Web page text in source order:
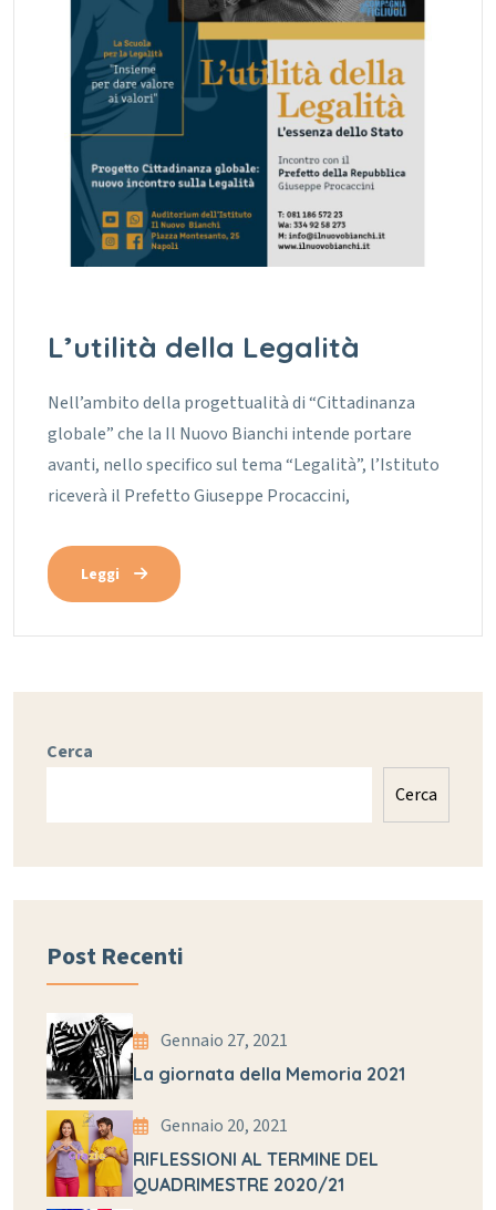
L’utilità della Legalità
Nell’ambito della progettualità di “Cittadinanza
globale” che la Il Nuovo Bianchi intende portare
avanti, nello specifico sul tema “Legalità”, l’Istituto
riceverà il Prefetto Giuseppe Procaccini,
Leggi
Cerca
Cerca
Post Recenti
Gennaio 27, 2021
La giornata della Memoria 2021
Gennaio 20, 2021
RIFLESSIONI AL TERMINE DEL
QUADRIMESTRE 2020/21